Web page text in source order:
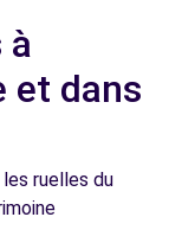
à
et dans
les ruelles du